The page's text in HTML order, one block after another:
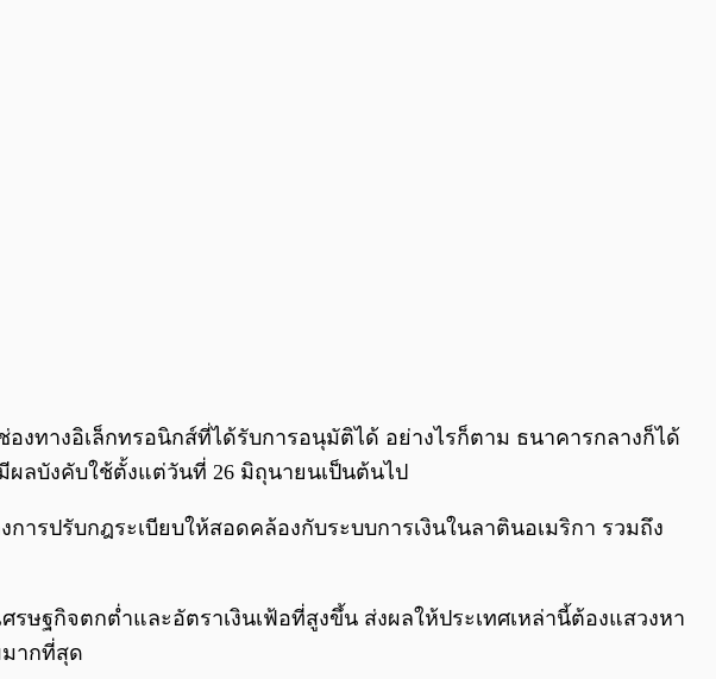
ทางอิเล็กทรอนิกส์ที่ได้รับการอนุมัติได้ อย่างไรก็ตาม ธนาคารกลางก็ได้
ลบังคับใช้ตั้งแต่วันที่ 26 มิถุนายนเป็นต้นไป
ารปรับกฎระเบียบให้สอดคล้องกับระบบการเงินในลาตินอเมริกา รวมถึง
ษฐกิจตกต่ำและอัตราเงินเฟ้อที่สูงขึ้น ส่งผลให้ประเทศเหล่านี้ต้องแสวงหา
มากที่สุด